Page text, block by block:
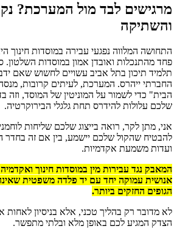
מרגישים לבד מול המערכת?
והשתיקה
התחושה המלווה נפגעי עבירה במוסדות חינוך
פחד מהתנכלות ואובדן אמון במוסדות השלטון.
תלמיד תיכון בתל אביב עשויים לחשוש שאם
החברתי ייהרס. המערכת, לעיתים קרובות, מנסה
הבית" כדי לשמור על המוניטין של המוסד, וזה
שלכם עלולות להידרס תחת גלגלי הבירוקרטיה.
אני, מתן לקר, רואה בייצוג שלכם שליחות
להבטיח שהקול שלכם יישמע, בין אם זה בחדר
ועדות משמעת אקדמיות.
המאבק נגד עבירות מין במוסדות חינוך
אנושית עמוקה יחד עם יד פלדה משפטית
הגופים החזקים ביותר.
לא מדובר רק בהליך טכני, אלא בניסיון
הצדק המגיע לכם באופן מלא ובלתי מתפשר.